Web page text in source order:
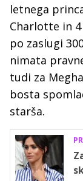
letnega
Charlotte in
po zaslugi
nimata
tudi za
bosta
starša.